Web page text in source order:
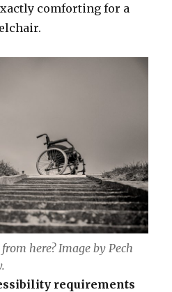
comforting for a
here? Image by Pech
requirements